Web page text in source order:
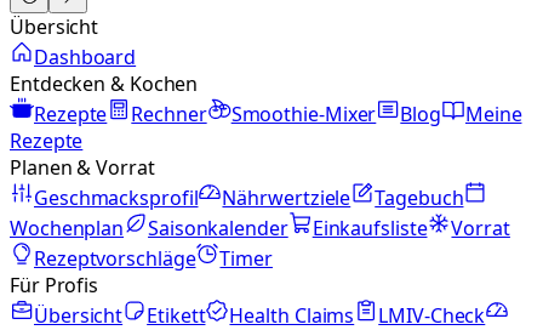
Übersicht
Dashboard
Entdecken & Kochen
Rezepte
Rechner Smoothie-Mixer Blog
Meine
Rezepte
Planen & Vorrat
Geschmacksprofil
Nährwertziele
Tagebuch
Wochenplan
Saisonkalender Einkaufsliste
Vorrat
Rezeptvorschläge
Timer
Für Profis
Übersicht
Etikett Health Claims
LMIV-Check